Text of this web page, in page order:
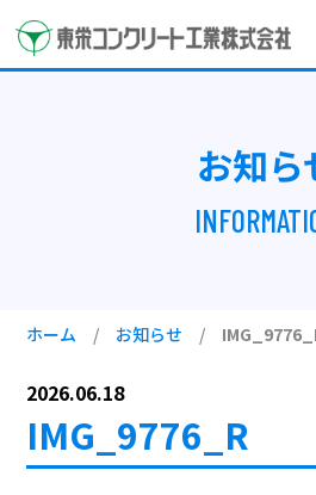
お知ら
ホーム / お知らせ /
2026.06.18
IMG_9776_R